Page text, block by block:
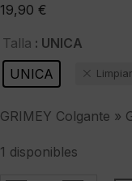
19,90 €
Talla : UNICA
UNICA
Limpiar
GRIMEY Colgante »
1 disponibles